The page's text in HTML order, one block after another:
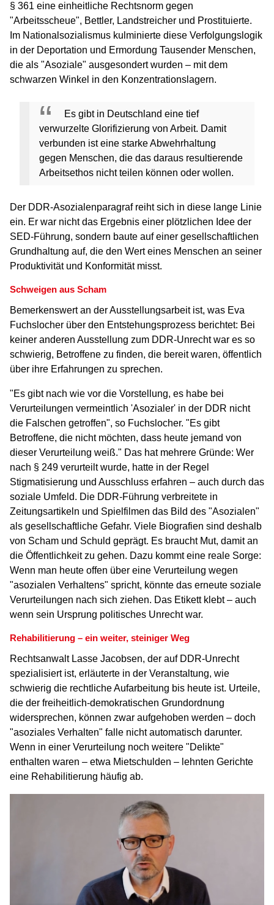
§ 361 eine einheitliche Rechtsnorm gegen
"Arbeitsscheue", Bettler, Landstreicher und Prostituierte.
Im Nationalsozialismus kulminierte diese Verfolgungslogik
in der Deportation und Ermordung Tausender Menschen,
die als "Asoziale" ausgesondert wurden – mit dem
schwarzen Winkel in den Konzentrationslagern.
Es gibt in Deutschland eine tief
verwurzelte Glorifizierung von Arbeit. Damit
verbunden ist eine starke Abwehrhaltung
gegen Menschen, die das daraus resultierende
Arbeitsethos nicht teilen können oder wollen.
Der DDR-Asozialenparagraf reiht sich in diese lange Linie
ein. Er war nicht das Ergebnis einer plötzlichen Idee der
SED-Führung, sondern baute auf einer gesellschaftlichen
Grundhaltung auf, die den Wert eines Menschen an seiner
Produktivität und Konformität misst.
Schweigen aus Scham
Bemerkenswert an der Ausstellungsarbeit ist, was Eva
Fuchslocher über den Entstehungsprozess berichtet: Bei
keiner anderen Ausstellung zum DDR-Unrecht war es so
schwierig, Betroffene zu finden, die bereit waren, öffentlich
über ihre Erfahrungen zu sprechen.
"Es gibt nach wie vor die Vorstellung, es habe bei
Verurteilungen vermeintlich 'Asozialer' in der DDR nicht
die Falschen getroffen", so Fuchslocher. "Es gibt
Betroffene, die nicht möchten, dass heute jemand von
dieser Verurteilung weiß." Das hat mehrere Gründe: Wer
nach § 249 verurteilt wurde, hatte in der Regel
Stigmatisierung und Ausschluss erfahren – auch durch das
soziale Umfeld. Die DDR-Führung verbreitete in
Zeitungsartikeln und Spielfilmen das Bild des "Asozialen"
als gesellschaftliche Gefahr. Viele Biografien sind deshalb
von Scham und Schuld geprägt. Es braucht Mut, damit an
die Öffentlichkeit zu gehen. Dazu kommt eine reale Sorge:
Wenn man heute offen über eine Verurteilung wegen
"asozialen Verhaltens" spricht, könnte das erneute soziale
Verurteilungen nach sich ziehen. Das Etikett klebt – auch
wenn sein Ursprung politisches Unrecht war.
Rehabilitierung – ein weiter, steiniger Weg
Rechtsanwalt Lasse Jacobsen, der auf DDR-Unrecht
spezialisiert ist, erläuterte in der Veranstaltung, wie
schwierig die rechtliche Aufarbeitung bis heute ist. Urteile,
die der freiheitlich-demokratischen Grundordnung
widersprechen, können zwar aufgehoben werden – doch
"asoziales Verhalten" falle nicht automatisch darunter.
Wenn in einer Verurteilung noch weitere "Delikte"
enthalten waren – etwa Mietschulden – lehnten Gerichte
eine Rehabilitierung häufig ab.